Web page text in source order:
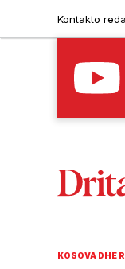
Kontakto
KOSOVA DHE